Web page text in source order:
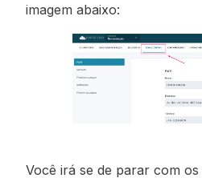
imagem abaixo:
Você irá se de parar com